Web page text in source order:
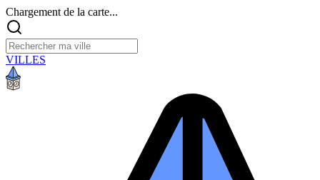
Chargement de la carte...
VILLES